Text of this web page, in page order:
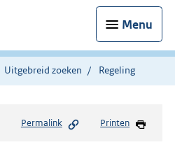
Menu
Uitgebreid zoeken Regeling
Permalink Printen